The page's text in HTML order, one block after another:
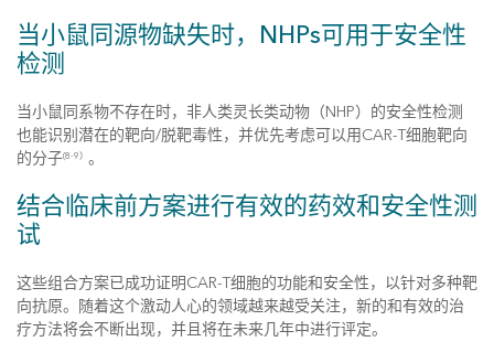
当小鼠同源物缺失时，NHPs可用于安全性
检测
当小鼠同系物不存在时，非人类灵长类动物（NHP）的安全性检测
也能识别潜在的靶向/脱靶毒性，并优先考虑可以用CAR-T细胞靶向
的分子(8-9） 。
结合临床前方案进行有效的药效和安全性测
试
这些组合方案已成功证明CAR-T细胞的功能和安全性，以针对多种靶
向抗原。随着这个激动人心的领域越来越受关注，新的和有效的治
疗方法将会不断出现，并且将在未来几年中进行评定。